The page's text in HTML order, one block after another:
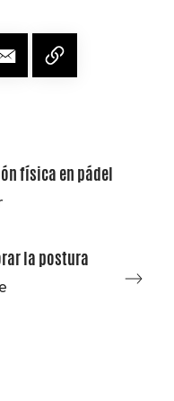
física en pádel
la postura